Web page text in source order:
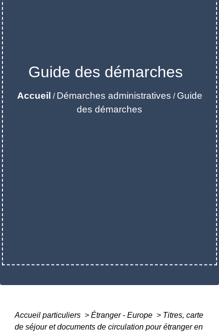
Guide des démarches
Accueil / Démarches administratives / Guide
des démarches
Accueil particuliers > Étranger - Europe > Titres, carte
de séjour et documents de circulation pour étranger en